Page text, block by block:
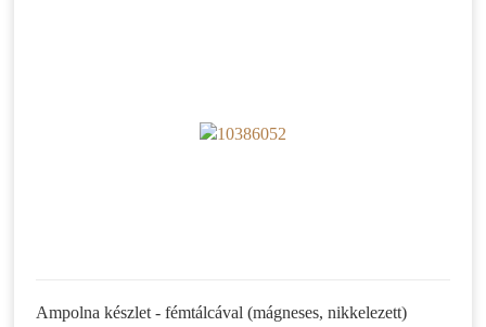
Ampolna készlet - fémtálcával (mágneses, nikkelezett)